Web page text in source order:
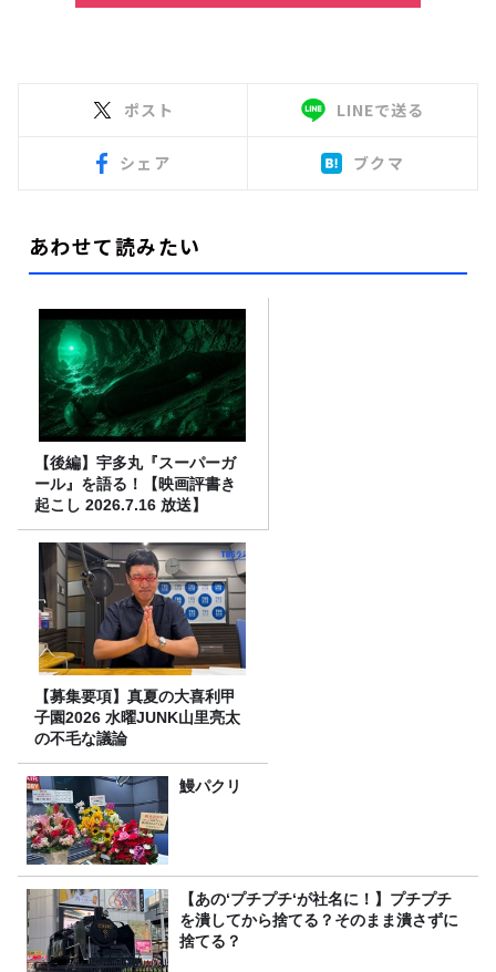
ポスト LINEで送る
シェア ブクマ
あわせて読みたい
【後編】宇多丸『スーパーガ
ール』を語る！【映画評書き
起こし 2026.7.16 放送】
【募集要項】真夏の大喜利甲
子園2026 水曜JUNK山里亮太
の不毛な議論
鰻パクリ
【あの‘プチプチ‘が社名に！】プチプチ
を潰してから捨てる？そのまま潰さずに
捨てる？